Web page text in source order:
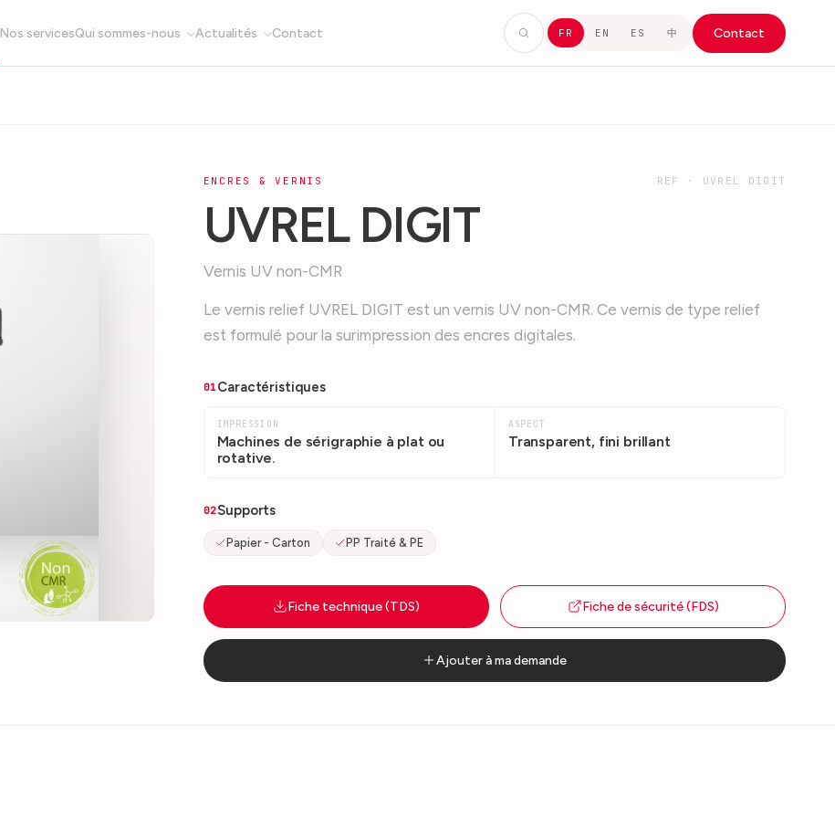
Nos servicesQui sommes-nous Actualités Contact FR EN ES 中 Contact
ENCRES & VERNIS REF · UVREL DIGIT
UVREL DIGIT
Vernis UV non-CMR
Le vernis relief UVREL DIGIT est un vernis UV non-CMR. Ce vernis de type relief
est formulé pour la surimpression des encres digitales.
01Caractéristiques
IMPRESSION
Machines de sérigraphie à plat ou
rotative.
ASPECT
Transparent, fini brillant
02Supports
Papier - Carton PP Traité & PE
Fiche technique (TDS) Fiche de sécurité (FDS)
Ajouter à ma demande